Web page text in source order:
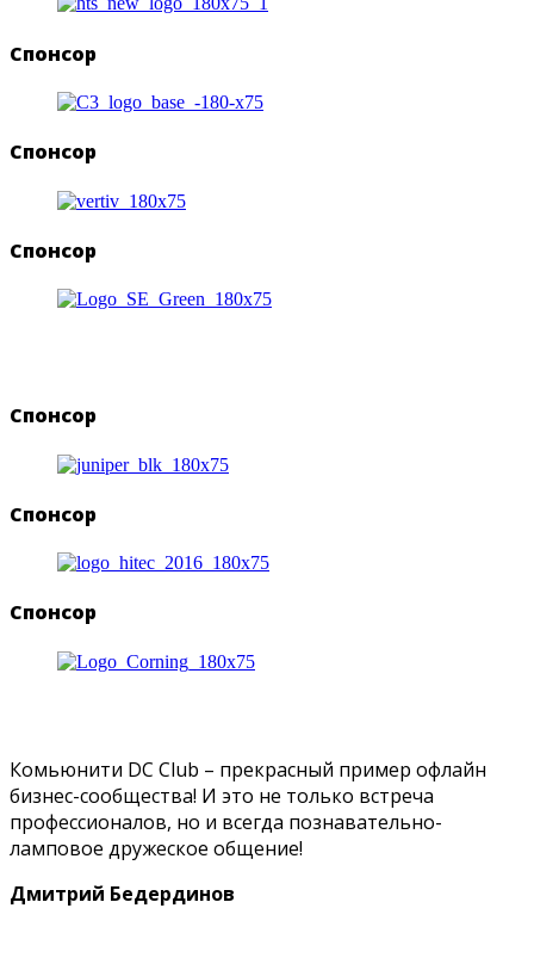
Спонсор
Спонсор
Спонсор
Спонсор
Спонсор
Спонсор
Комьюнити DC Club – прекрасный пример офлайн
бизнес-сообщества! И это не только встреча
профессионалов, но и всегда познавательно-
ламповое дружеское общение!
Дмитрий Бедердинов